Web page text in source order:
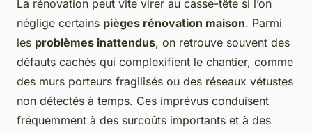
La rénovation peut vite virer au casse-tête si l’on
néglige certains pièges rénovation maison. Parmi
les problèmes inattendus, on retrouve souvent des
défauts cachés qui complexifient le chantier, comme
des murs porteurs fragilisés ou des réseaux vétustes
non détectés à temps. Ces imprévus conduisent
fréquemment à des surcoûts importants et à des